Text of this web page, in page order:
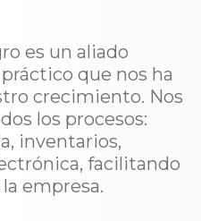
es un aliado
que nos ha
crecimiento. Nos
los procesos:
inventarios,
facilitando
empresa.